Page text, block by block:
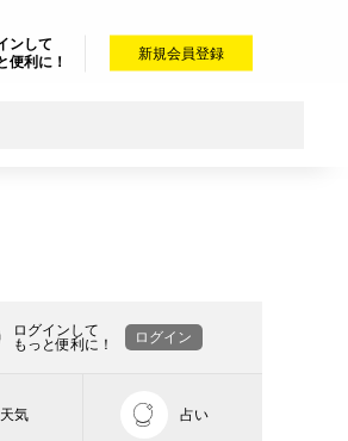
ンして
便利に！
新規会員登録
ログインして
もっと便利に！
ログイン
天気 占い